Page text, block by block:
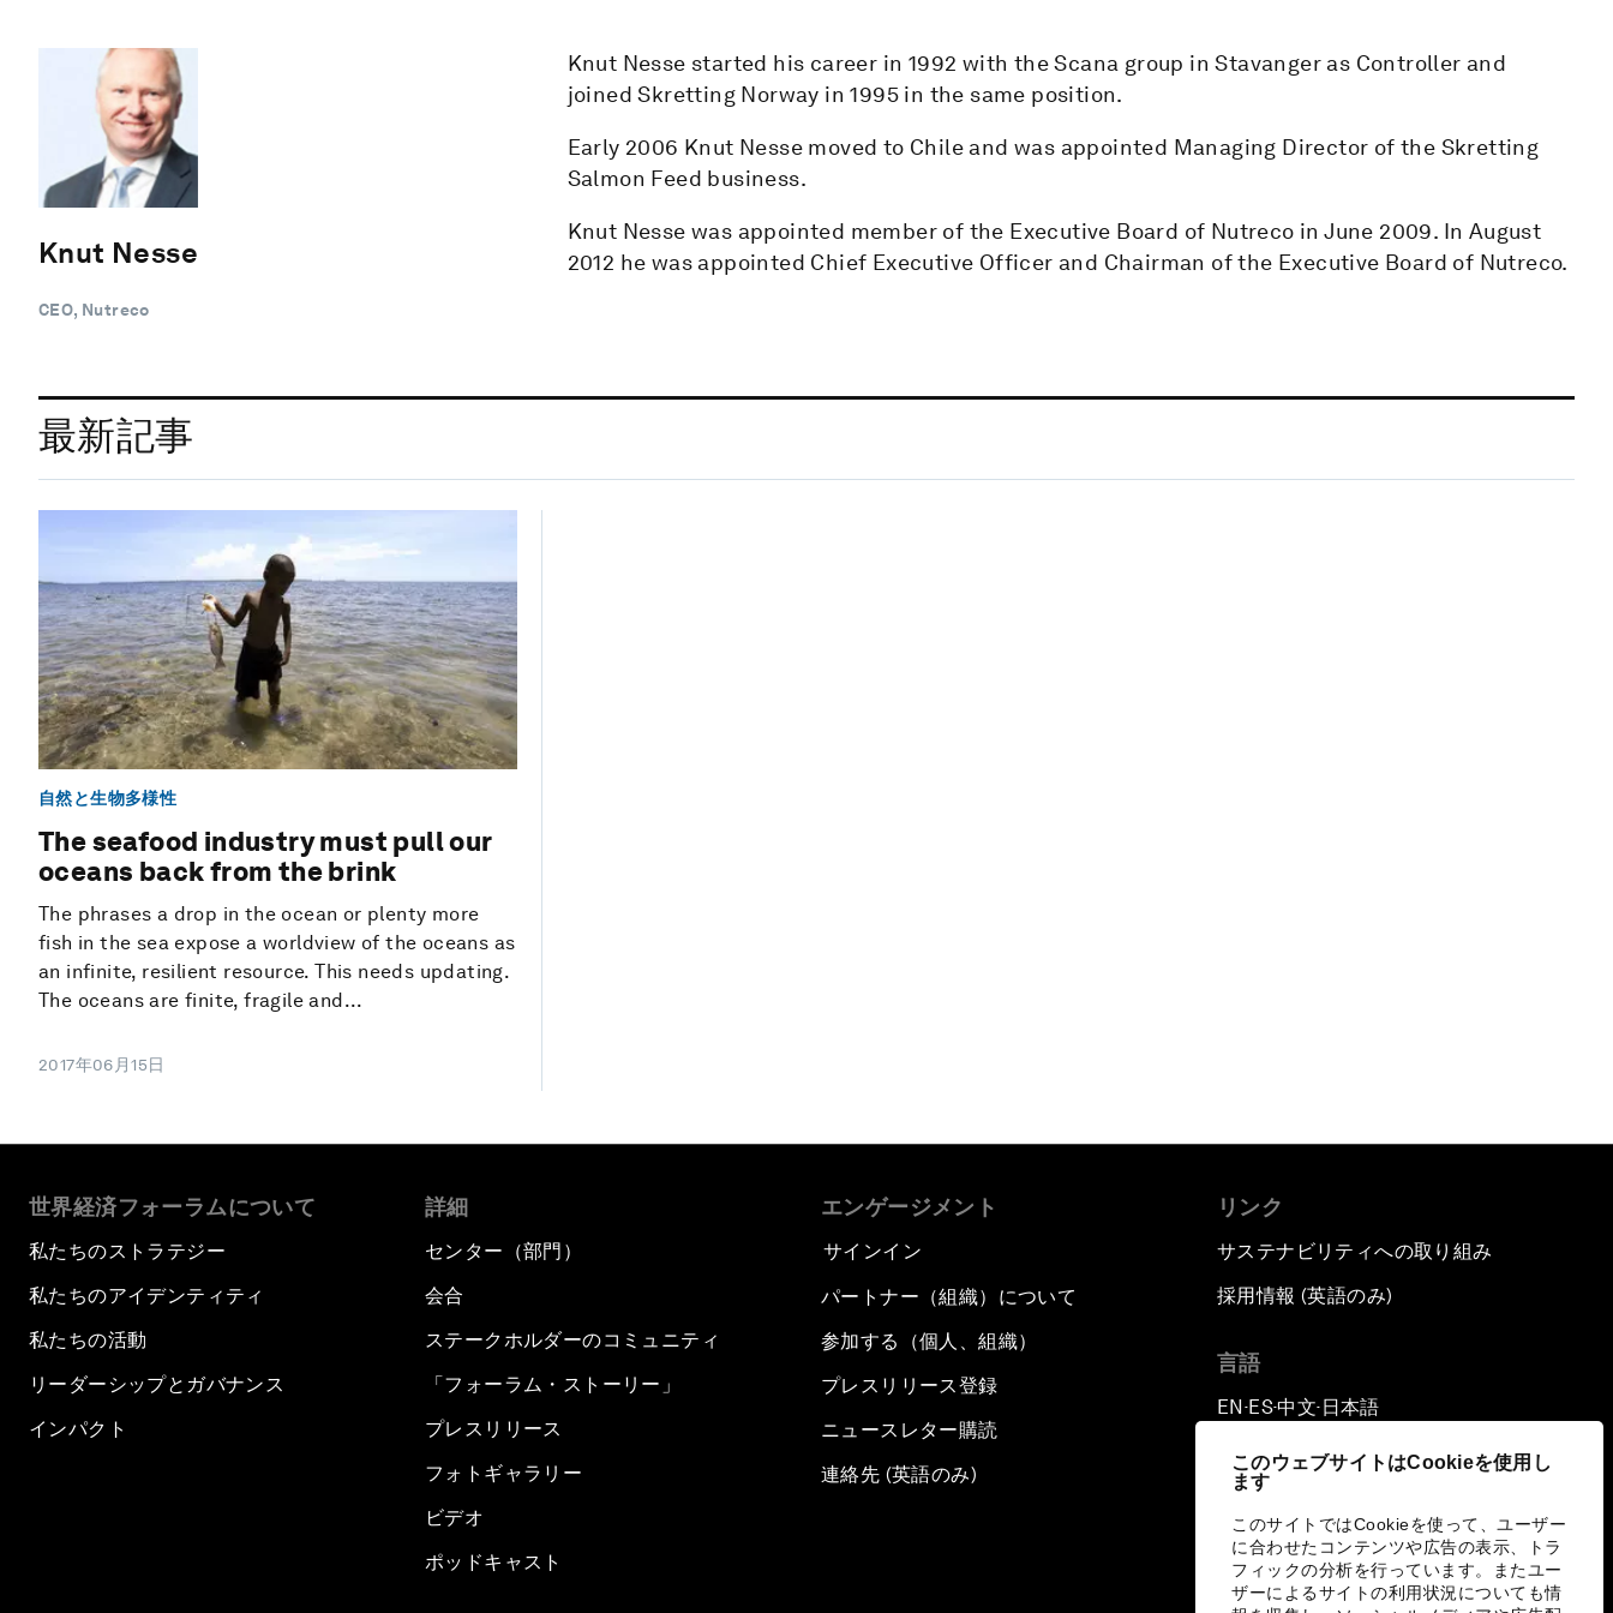
このウェブサイトはCookieを使用し
ます
このサイトではCookieを使って、ユーザー
に合わせたコンテンツや広告の表示、トラ
フィックの分析を行っています。またユー
ザーによるサイトの利用状況についても情
Knut Nesse
CEO, Nutreco
Knut Nesse started his career in 1992 with the Scana group in Stavanger as Controller and
joined Skretting Norway in 1995 in the same position.
Early 2006 Knut Nesse moved to Chile and was appointed Managing Director of the Skretting
Salmon Feed business.
Knut Nesse was appointed member of the Executive Board of Nutreco in June 2009. In August
2012 he was appointed Chief Executive Officer and Chairman of the Executive Board of Nutreco.
最新記事
自然と生物多様性
The seafood industry must pull our
oceans back from the brink
The phrases a drop in the ocean or plenty more
fish in the sea expose a worldview of the oceans as
an infinite, resilient resource. This needs updating.
The oceans are finite, fragile and...
2017年06月15日
世界経済フォーラムについて
私たちのストラテジー
私たちのアイデンティティ
私たちの活動
リーダーシップとガバナンス
インパクト
詳細
センター（部門）
会合
ステークホルダーのコミュニティ
「フォーラム・ストーリー」
プレスリリース
フォトギャラリー
ビデオ
ポッドキャスト
エンゲージメント
サインイン
パートナー（組織）について
参加する（個人、組織）
プレスリリース登録
ニュースレター購読
連絡先 (英語のみ)
リンク
サステナビリティへの取り組み
採用情報 (英語のみ)
言語
EN ▪ ES▪中文▪ 日本語